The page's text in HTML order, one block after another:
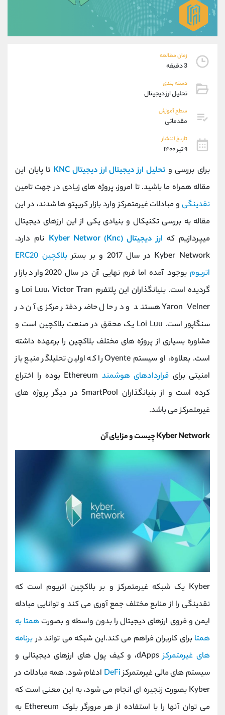
زمان مطالعه
3 دقیقه
دسته بندی
تحلیل ارز دیجیتال
سطح آموزش
مقدماتی
تاریخ انتشار
۹ تیر ۱۴۰۰
برای بررسی وتحلیل ارز دیجیتال ارز دیجیتال KNC
تا پایان این
مقاله همراه ما باشید. تا امروز، پروژه های زیادی در جهت تامین
نقدینگی و مبادلات غیرمتمرکز وارد بازار کریپتو ها شدند، در این
مقاله به بررسی تکنیکال و بنیادی یکی از این ارزهای دیجیتال
میپردازیم که ارز دیجیتال Kyber Networ (Knc)
نام دارد.
Kyber Network در سال 2017 و بر بستر
بلاکچین ERC20
اتریوم
بوجود آمده اما فرم نهایی آن در سال 2020 وارد بازار
گردیده است. بنیانگذاران این پلتفرم Loi Luu، Victor Tran و
Yaron Velner هستند و در حال حاضر دفتر مرکزی آن در
سنگاپور است. Loi Luu یک محقق در صنعت بلاکچین است و
مشاوره بسیاری از پروژه های مختلف بلاکچین را برعهده داشته
است. بعلاوه، او سیستم Oyente را که اولین تحلیلگر منبع باز
امنیتی برای قراردادهای هوشمند
Ethereum بوده را اختراع
کرده است و از بنیانگذاران SmartPool در دیگر پروژه های
غیرمتمرکز می باشد.
Kyber Network چیست و مزایای آن
Kyber یک شبکه غیرمتمرکز و بر بلاکچین اتریوم است که
نقدینگی را از منابع مختلف جمع آوری می کند و توانایی مبادله
ایمن و فروی ارزهای دیجیتال را بدون واسطه و بصورت همتا به
همتا برای کاربران فراهم می کند.این شبکه می تواند دربرنامه
های غیرمتمرکز
dApps، و کیف پول های ارزهای دیجیتالی و
سیستم های مالی غیرمتمرکزDeFi ادغام شود. همه مبادلات در
Kyber بصورت زنجیره ای انجام می شود، به این معنی است که
می توان آنها را با استفاده از هر مرورگر بلوک Ethereum به
09927779040
واتساپ
تلگرام @Armteam_admin_por
پشتیبان فروش
موبایل
واتساپ
داخلی
اطلاعات تماس
تلفن 021-22021030
بدون پیش شماره 90001030
اینستاگرام @alireza.mehrabii
کانال تلگرام @alirezamehrabi_com